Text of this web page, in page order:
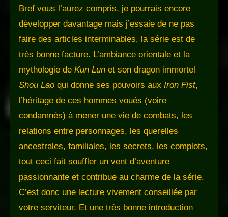
Bref vous l’aurez compris, je pourrais encore
développer davantage mais j’essaie de ne pas
faire des articles interminables, la série est de
très bonne facture. L’ambiance orientale et la
mythologie de Kun Lun et son dragon immortel
Shou Lao qui donne ses pouvoirs aux Iron Fist,
l’héritage de ces hommes voués (voire
condamnés) à mener une vie de combats, les
relations entre personnages, les querelles
ancestrales, familiales, les secrets, les complots,
tout ceci fait souffler un vent d’aventure
passionnante et contribue au charme de la série.
C’est donc une lecture vivement conseillée par
votre serviteur. Et une très bonne introduction